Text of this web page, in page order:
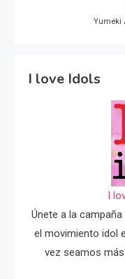
Yumeki
I love Idols
I
Únete a la
el movimiento idol
vez seamos